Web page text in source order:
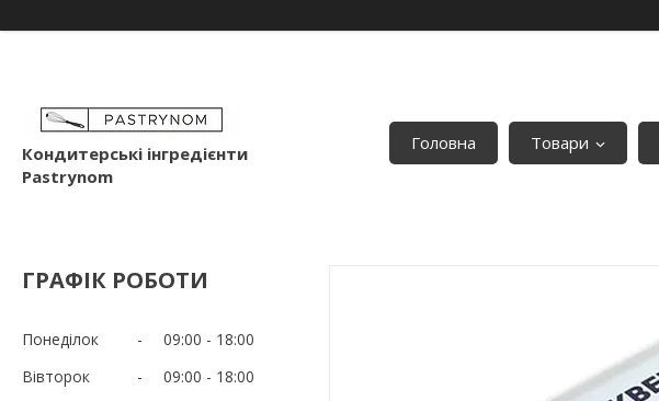
Кондитерські інгредієнти
Pastrynom
Головна Товари
ГРАФІК РОБОТИ
Понеділок 09:00
18:00
Вівторок
09:00
18:00